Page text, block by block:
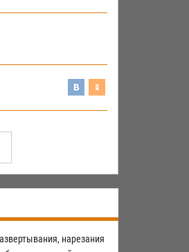
нарезания